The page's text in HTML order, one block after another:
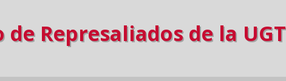
de Represaliados de la UGT